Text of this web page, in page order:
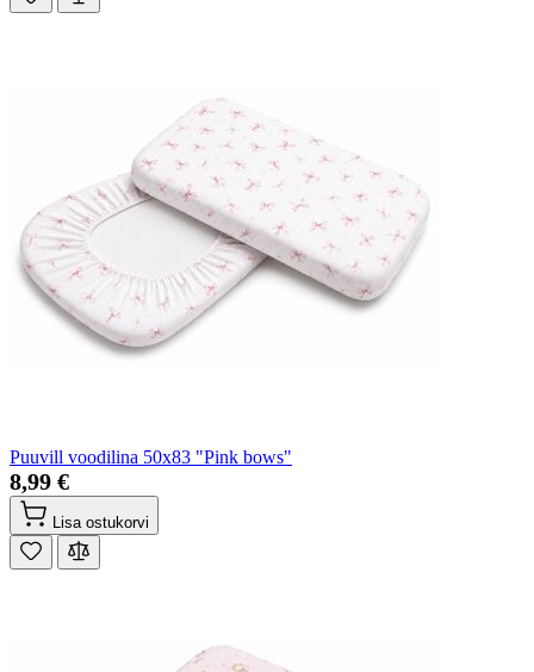
Puuvill voodilina 50x83 "Pink bows"
8,99 €
Lisa ostukorvi